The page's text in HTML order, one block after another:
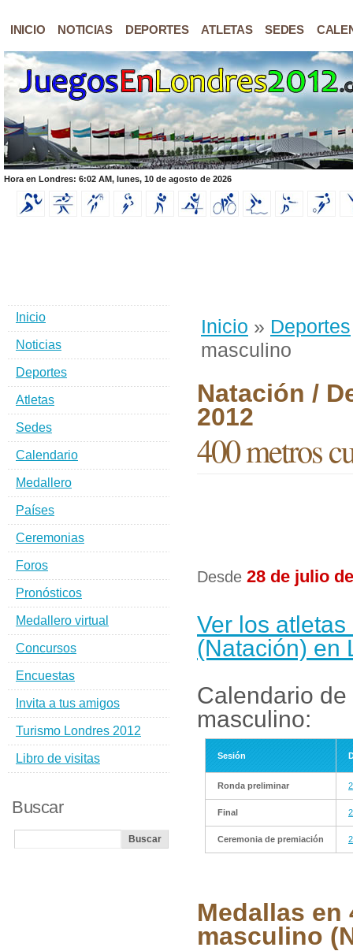
INICIO NOTICIAS DEPORTES ATLETAS SEDES
Hora en Londres: 6:02 AM, lunes, 10 de agosto de 2026
Inicio » Deportes
masculino
Natación /
2012
400 metros
Desde 28 de julio
Ver los
(Natación) en
Calendario
masculino:
Sesión
Ronda preliminar
Final
Ceremonia de premiación
Medallas
masculino
Inicio
Noticias
Deportes
Atletas
Sedes
Calendario
Medallero
Países
Ceremonias
Foros
Pronósticos
Medallero virtual
Concursos
Encuestas
Invita a tus amigos
Turismo Londres 2012
Libro de visitas
Buscar